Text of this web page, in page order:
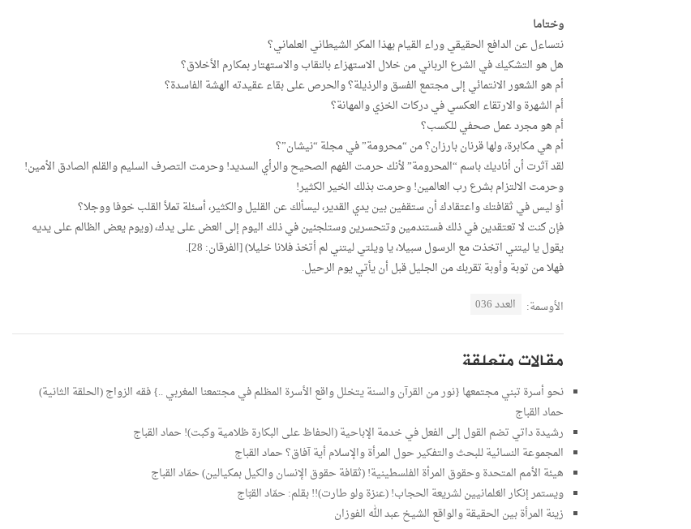
وختاما
نتساءل عن الدافع الحقيقي وراء القيام بهذا المكر الشيطاني العلماني؟
هل هو التشكيك في الشرع الرباني من خلال الاستهزاء بالنقاب والاستهتار بمكارم الأخلاق؟
أم هو الشعور الانتمائي إلى مجتمع الفسق والرذيلة؟ والحرص على بقاء عقيدته الهشة الفاسدة؟
أم الشهرة والارتقاء العكسي في دركات الخزي والمهانة؟
أم هو مجرد عمل صحفي للكسب؟
أم هي مكابرة، ولها قرنان بارزان؟ من “محرومة” في مجلة “نيشان”؟
لقد آثرت أن أناديك باسم “المحرومة” لأنك حرمت الفهم الصحيح والرأي السديد! وحرمت التصرف السليم والقلم الصادق الأمين!
وحرمت الالتزام بشرع رب العالمين! وحرمت بذلك الخير الكثير!
أوَ ليس في ثقافتك واعتقادك أن ستقفين بين يدي القدير، ليسألك عن القليل والكثير، أسئلة تملأ القلب خوفا ووجلا؟
فإن كنت لا تعتقدين في ذلك فستندمين وتتحسرين وستلجئين في ذلك اليوم إلى العض على يدك، (ويوم يعض الظالم على يديه
يقول يا ليتني اتخذت مع الرسول سبيلا، يا ويلتي ليتني لم أتخذ فلانا خليلا) [الفرقان: 28].
فهلا من توبة وأوبة تقربك من الجليل قبل أن يأتي يوم الرحيل.
الأوسمة: العدد 036
مقالات متعلقة
نحو أسرة تبني مجتمعها {نور من القرآن والسنة يتخلل واقع الأسرة المظلم في مجتمعنا المغربي ..} فقه الزواج (الحلقة الثانية)
حماد القباج
رشيدة داتي تضم القول إلى الفعل في خدمة الإباحية (الحفاظ على البكارة ظلامية وكبت)! حماد القباج
المجموعة النسائية للبحث والتفكير حول المرأة والإسلام أية آفاق؟ حماد القباج
هيئة الأمم المتحدة وحقوق المرأة الفلسطينية! (ثقافة حقوق الإنسان والكيل بمكيالين) حمّاد القباج
ويستمر إنكار العَلمانيين لشريعة الحجاب! (عنزة ولو طارت)!! بقلم: حمّاد القبّاج
زينة المرأة بين الحقيقة والواقع الشيخ عبد الله الفوزان